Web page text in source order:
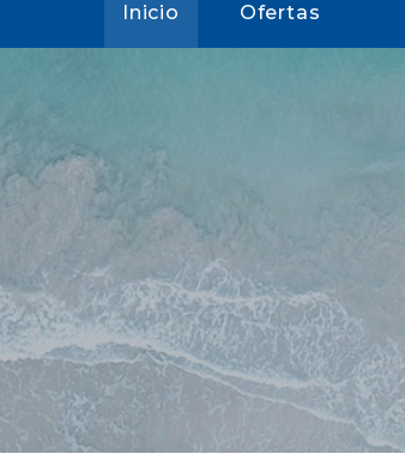
Inicio Ofertas